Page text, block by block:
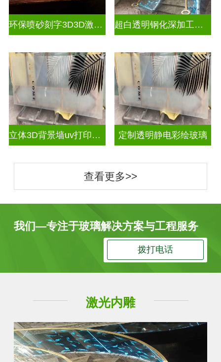
环保喷砂刻字3D3D激光内雕玻璃 超白透明钢化深加工激光内雕屏风
立体3D背景墙uv打印玻璃 定制透明静电彩绘玻璃
查看更多>>
我们—专注于玻璃解决方案与工程服务
拨打电话
激光内雕